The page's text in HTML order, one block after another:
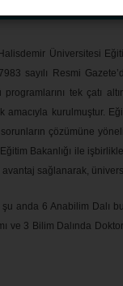
Üniversitesi
sayılı Resmi
programlarını tek çatı
amacıyla kurulmuştur.
çözümüne
Bakanlığı ile
sağlanarak,
şu anda 6 Anabilim Dalı
ve 3 Bilim Dalında